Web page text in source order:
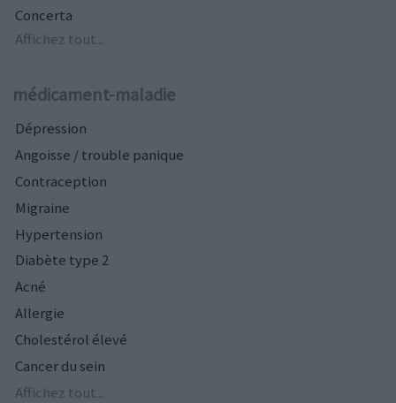
Concerta
Affichez tout...
médicament-maladie
Dépression
Angoisse / trouble panique
Contraception
Migraine
Hypertension
Diabète type 2
Acné
Allergie
Cholestérol élevé
Cancer du sein
Affichez tout...